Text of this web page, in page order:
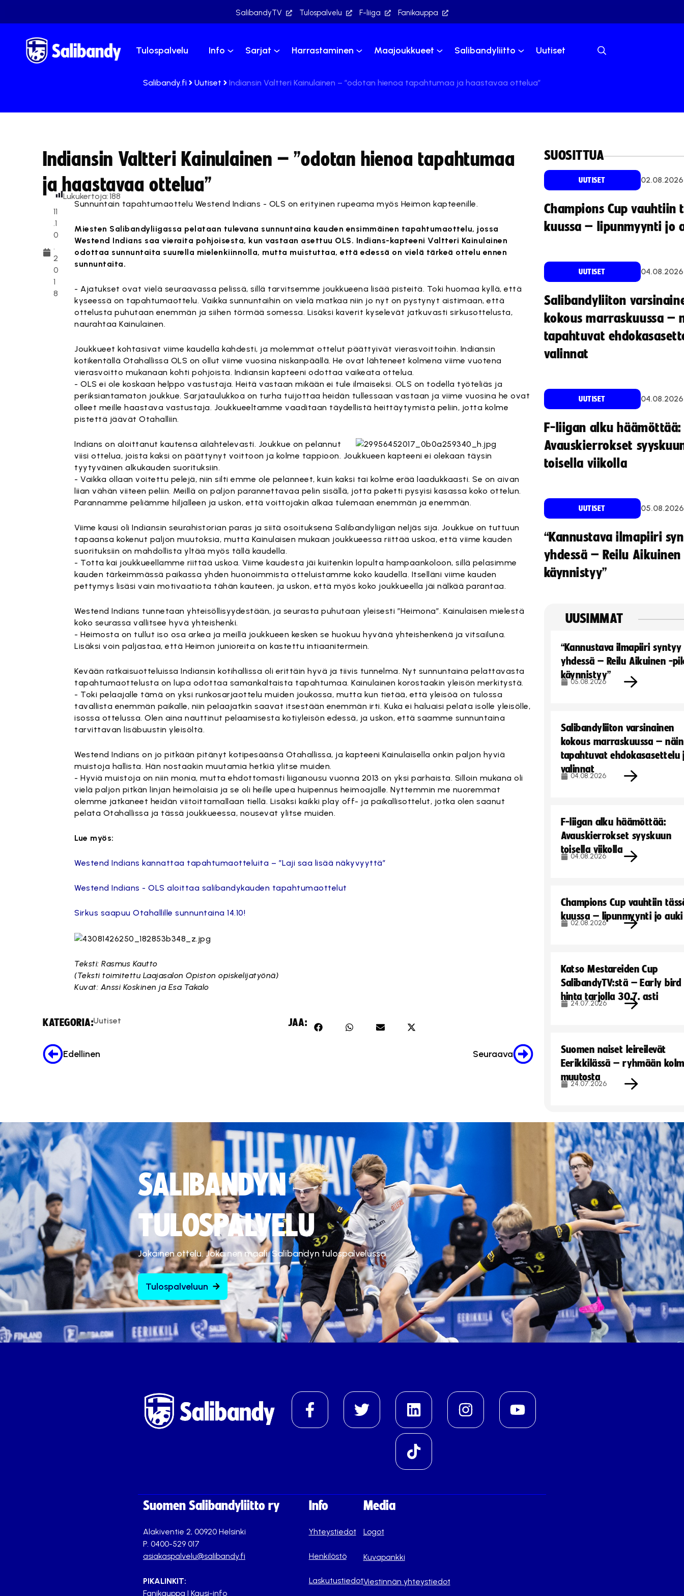
SalibandyTV Tulospalvelu F-liiga Fanikauppa
Tulospalvelu Info Sarjat Harrastaminen Maajoukkueet Salibandyliitto Uutiset
Salibandy.fi Uutiset Indiansin Valtteri Kainulainen – ”odotan hienoa tapahtumaa ja haastavaa ottelua”
Indiansin Valtteri Kainulainen – ”odotan hienoa tapahtumaa
ja haastavaa ottelua”
11
.1
0
.
2
0
1
8
Lukukertoja:188
Sunnuntain tapahtumaottelu Westend Indians - OLS on erityinen rupeama myös Heimon kapteenille.
Miesten Salibandyliigassa pelataan tulevana sunnuntaina kauden ensimmäinen tapahtumaottelu, jossa
Westend Indians saa vieraita pohjoisesta, kun vastaan asettuu OLS. Indians-kapteeni Valtteri Kainulainen
odottaa sunnuntaita suurella mielenkiinnolla, mutta muistuttaa, että edessä on vielä tärkeä ottelu ennen
sunnuntaita.
- Ajatukset ovat vielä seuraavassa pelissä, sillä tarvitsemme joukkueena lisää pisteitä. Toki huomaa kyllä, että
kyseessä on tapahtumaottelu. Vaikka sunnuntaihin on vielä matkaa niin jo nyt on pystynyt aistimaan, että
ottelusta puhutaan enemmän ja siihen törmää somessa. Lisäksi kaverit kyselevät jatkuvasti sirkusottelusta,
naurahtaa Kainulainen.
Joukkueet kohtasivat viime kaudella kahdesti, ja molemmat ottelut päättyivät vierasvoittoihin. Indiansin
kotikentällä Otahallissa OLS on ollut viime vuosina niskanpäällä. He ovat lähteneet kolmena viime vuotena
vierasvoitto mukanaan kohti pohjoista. Indiansin kapteeni odottaa vaikeata ottelua.
- OLS ei ole koskaan helppo vastustaja. Heitä vastaan mikään ei tule ilmaiseksi. OLS on todella työteliäs ja
periksiantamaton joukkue. Sarjataulukkoa on turha tuijottaa heidän tullessaan vastaan ja viime vuosina he ovat
olleet meille haastava vastustaja. Joukkueeltamme vaaditaan täydellistä heittäytymistä peliin, jotta kolme
pistettä jäävät Otahalliin.
Indians on aloittanut kautensa ailahtelevasti. Joukkue on pelannut
viisi ottelua, joista kaksi on päättynyt voittoon ja kolme tappioon. Joukkueen kapteeni ei olekaan täysin
tyytyväinen alkukauden suorituksiin.
- Vaikka ollaan voitettu pelejä, niin silti emme ole pelanneet, kuin kaksi tai kolme erää laadukkaasti. Se on aivan
liian vähän viiteen peliin. Meillä on paljon parannettavaa pelin sisällä, jotta paketti pysyisi kasassa koko ottelun.
Parannamme peliämme hiljalleen ja uskon, että voittojakin alkaa tulemaan enemmän ja enemmän.
Viime kausi oli Indiansin seurahistorian paras ja siitä osoituksena Salibandyliigan neljäs sija. Joukkue on tuttuun
tapaansa kokenut paljon muutoksia, mutta Kainulaisen mukaan joukkueessa riittää uskoa, että viime kauden
suorituksiin on mahdollista yltää myös tällä kaudella.
- Totta kai joukkueellamme riittää uskoa. Viime kaudesta jäi kuitenkin lopulta hampaankoloon, sillä pelasimme
kauden tärkeimmässä paikassa yhden huonoimmista otteluistamme koko kaudella. Itselläni viime kauden
pettymys lisäsi vain motivaatiota tähän kauteen, ja uskon, että myös koko joukkueella jäi nälkää parantaa.
Westend Indians tunnetaan yhteisöllisyydestään, ja seurasta puhutaan yleisesti ”Heimona”. Kainulaisen mielestä
koko seurassa vallitsee hyvä yhteishenki.
- Heimosta on tullut iso osa arkea ja meillä joukkueen kesken se huokuu hyvänä yhteishenkenä ja vitsailuna.
Lisäksi voin paljastaa, että Heimon junioreita on kastettu intiaanitermein.
Kevään ratkaisuotteluissa Indiansin kotihallissa oli erittäin hyvä ja tiivis tunnelma. Nyt sunnuntaina pelattavasta
tapahtumaottelusta on lupa odottaa samankaltaista tapahtumaa. Kainulainen korostaakin yleisön merkitystä.
- Toki pelaajalle tämä on yksi runkosarjaottelu muiden joukossa, mutta kun tietää, että yleisöä on tulossa
tavallista enemmän paikalle, niin pelaajatkin saavat itsestään enemmän irti. Kuka ei haluaisi pelata isolle yleisölle,
isossa ottelussa. Olen aina nauttinut pelaamisesta kotiyleisön edessä, ja uskon, että saamme sunnuntaina
tarvittavan lisäbuustin yleisöltä.
Westend Indians on jo pitkään pitänyt kotipesäänsä Otahallissa, ja kapteeni Kainulaisella onkin paljon hyviä
muistoja hallista. Hän nostaakin muutamia hetkiä ylitse muiden.
- Hyviä muistoja on niin monia, mutta ehdottomasti liiganousu vuonna 2013 on yksi parhaista. Silloin mukana oli
vielä paljon pitkän linjan heimolaisia ja se oli heille upea huipennus heimoajalle. Nyttemmin me nuoremmat
olemme jatkaneet heidän viitoittamallaan tiellä. Lisäksi kaikki play off- ja paikallisottelut, jotka olen saanut
pelata Otahallissa ja tässä joukkueessa, nousevat ylitse muiden.
Lue myös:
Westend Indians kannattaa tapahtumaotteluita – ”Laji saa lisää näkyvyyttä”
Westend Indians - OLS aloittaa salibandykauden tapahtumaottelut
Sirkus saapuu Otahallille sunnuntaina 14.10!
Teksti: Rasmus Kautto
(Teksti toimitettu Laajasalon Opiston opiskelijatyönä)
Kuvat: Anssi Koskinen ja Esa Takalo
KATEGORIA:Uutiset JAA:
Edellinen Seuraava
SUOSITTUA
UUTISET 02.08.2026
Champions Cup vauhtiin
kuussa – lipunmyynti jo
UUTISET 04.08.2026
Salibandyliiton
kokous marraskuussa –
tapahtuvat
valinnat
UUTISET 04.08.2026
F-liigan alku häämöttää:
Avauskierrokset
toisella viikolla
UUTISET 05.08.2026
“Kannustava ilmapiiri
yhdessä – Reilu
käynnistyy”
UUSIMMAT
“Kannustava ilmapiiri syntyy
yhdessä – Reilu Aikuinen -
käynnistyy”
05.08.2026
Salibandyliiton varsinainen
kokous marraskuussa – näin
tapahtuvat ehdokasasettelu
valinnat
04.08.2026
F-liigan alku häämöttää:
Avauskierrokset syyskuun
toisella viikolla
04.08.2026
Champions Cup vauhtiin
kuussa – lipunmyynti jo auki
02.08.2026
Katso Mestareiden Cup
SalibandyTV:stä – Early
hinta tarjolla 30.7. asti
24.07.2026
Suomen naiset leireilevät
Eerikkilässä – ryhmään
muutosta
24.07.2026
SALIBANDYN
TULOSPALVELU
Jokainen ottelu. Jokainen maali. Salibandyn tulospalvelussa.
Tulospalveluun
Suomen Salibandyliitto ry
Alakiventie 2, 00920 Helsinki
P. 0400-529 017
asiakaspalvelu@salibandy.fi
PIKALINKIT:
Fanikauppa | Kausi-info
Info
Yhteystiedot
Henkilöstö
Laskutustiedot
Media
Logot
Kuvapankki
Viestinnän yhteystiedot